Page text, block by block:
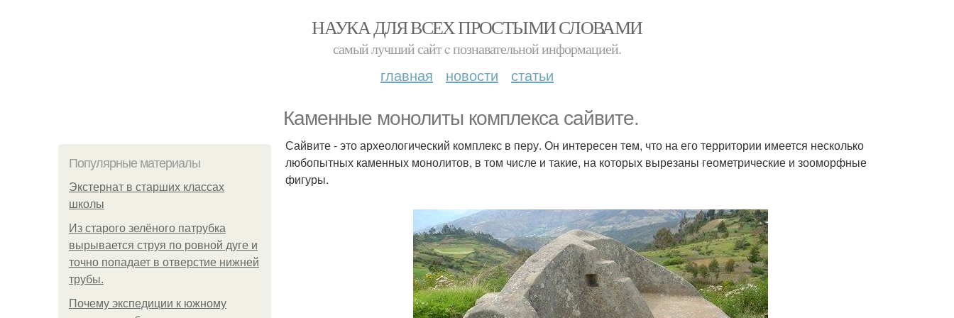
НАУКА ДЛЯ ВСЕХ ПРОСТЫМИ СЛОВАМИ
самый лучший сайт c познавательной информацией.
главная новости статьи
Каменные монолиты комплекса сайвите.
Популярные материалы
Экстернат в старших классах
школы
Из старого зелёного патрубка
вырывается струя по ровной дуге и
точно попадает в отверстие нижней
трубы.
Почему экспедиции к южному
Сайвите - это археологический комплекс в перу. Он интересен тем, что на его территории имеется несколько
любопытных каменных монолитов, в том числе и такие, на которых вырезаны геометрические и зооморфные
фигуры.